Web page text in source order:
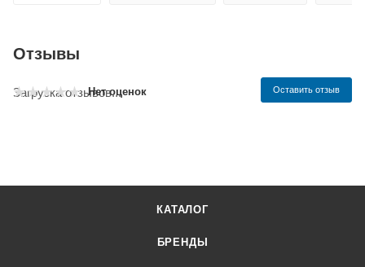
Отзывы
Нет оценок Оставить отзыв
Загрузка отзывов...
КАТАЛОГ
БРЕНДЫ